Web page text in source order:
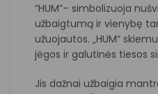
“HUM”– simbolizuoja
užbaigtumą ir vienybę
užuojautos. „HUM“
jėgos ir galutinės tiesos
Jis dažnai užbaigia